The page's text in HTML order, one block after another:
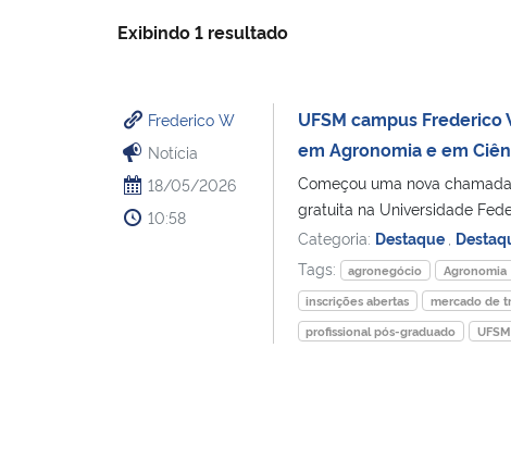
Exibindo 1 resultado
Frederico W
Notícia
18/05/2026
10:58
UFSM campus
em Agronomia e em
Começou uma nova
gratuita na Universidade
Categoria: Destaque
Tags:
agronegócio Agronomia
inscrições abertas
mercado de
profissional pós-graduado